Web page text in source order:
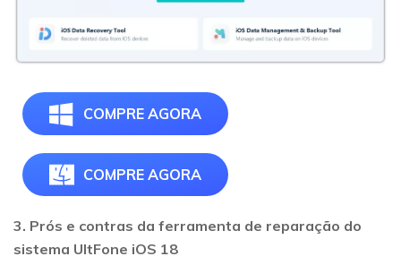
COMPRE AGORA
COMPRE AGORA
3. Prós e contras da ferramenta de reparação do
sistema UltFone iOS 18